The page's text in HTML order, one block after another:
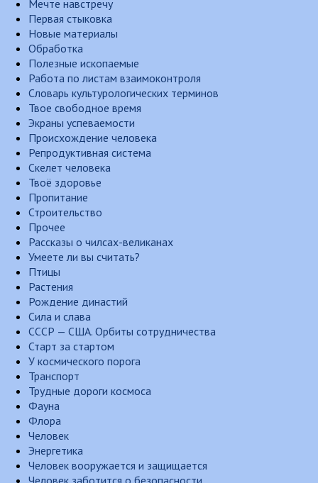
Мечте навстречу
Первая стыковка
Новые материалы
Обработка
Полезные ископаемые
Работа по листам взаимоконтроля
Словарь культурологических терминов
Твое свободное время
Экраны успеваемости
Происхождение человека
Репродуктивная система
Скелет человека
Твоё здоровье
Пропитание
Строительство
Прочее
Рассказы о чилсах-великанах
Умеете ли вы считать?
Птицы
Растения
Рождение династий
Сила и слава
СССР — США. Орбиты сотрудничества
Старт за стартом
У космического порога
Транспорт
Трудные дороги космоса
Фауна
Флора
Человек
Энергетика
Человек вооружается и защищается
Человек заботится о безопасности